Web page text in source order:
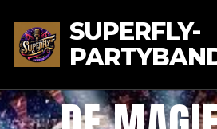
SUPERFLY-